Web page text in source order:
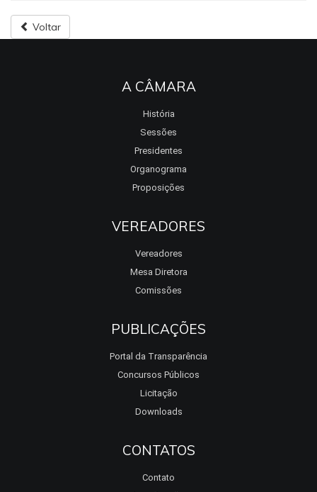
Voltar
A CÂMARA
História
Sessões
Presidentes
Organograma
Proposições
VEREADORES
Vereadores
Mesa Diretora
Comissões
PUBLICAÇÕES
Portal da Transparência
Concursos Públicos
Licitação
Downloads
CONTATOS
Contato